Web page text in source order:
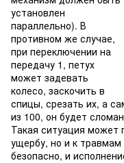
установлен
параллельно). В
противном же случае,
при переключении на
передачу 1, петух
может задевать
колесо, заскочить в
спицы, срезать их, а
из 100, он будет
Такая ситуация может
ущербу, но и к травмам
безопасно, и